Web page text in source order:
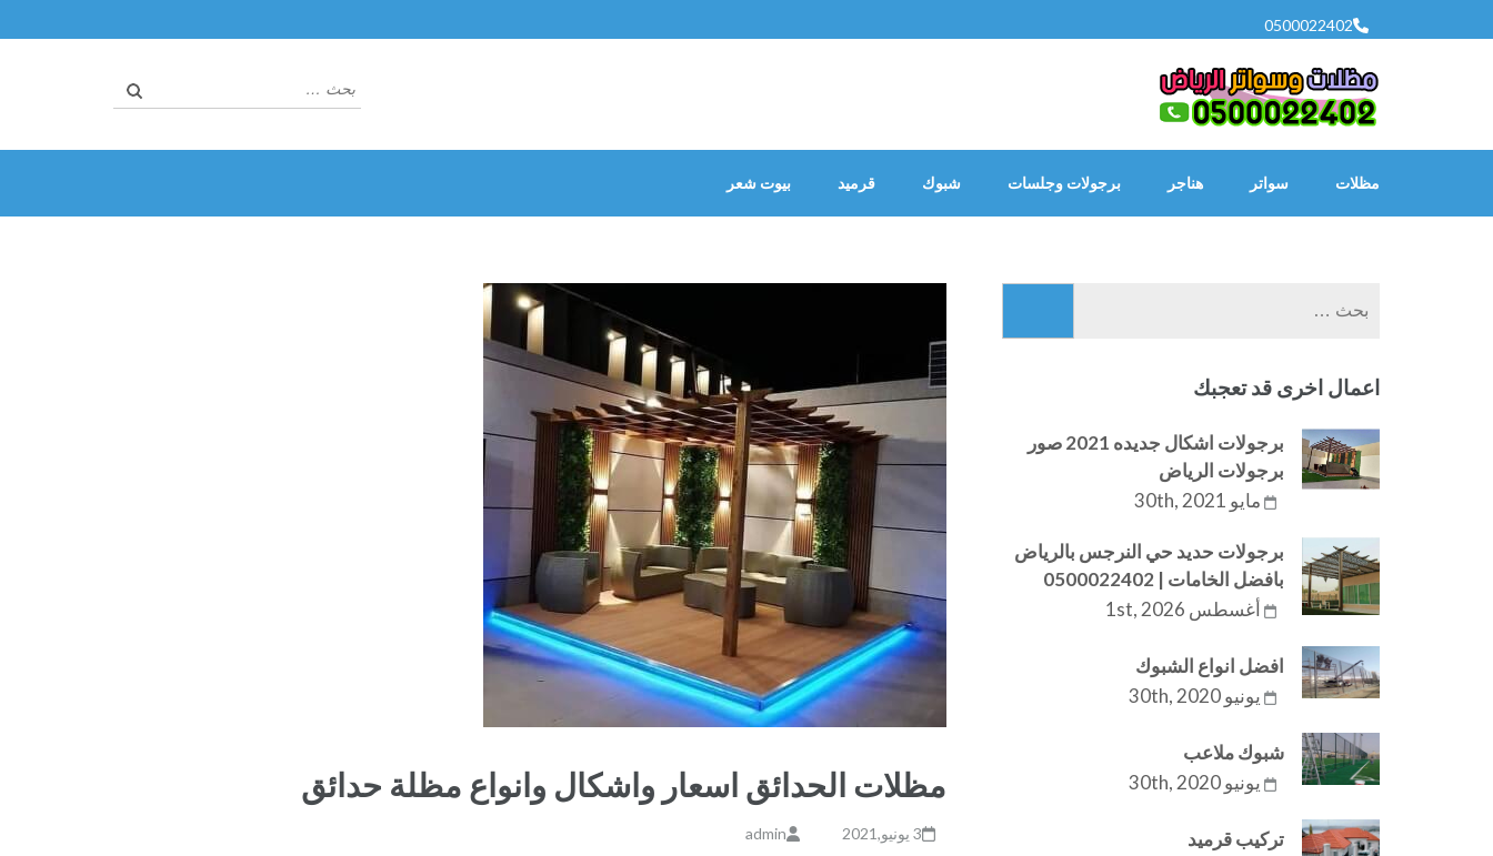
إلى
0500022402
البحث
عن:
مظلات سواتر هناجر برجولات وجلسات شبوك قرميد بيوت شعر
مظلات الحدائق اسعار واشكال وانواع مظلة حدائق
3 يونيو,2021 admin
اعمال اخرى قد تعجبك
برجولات اشكال جديده 2021 صور
برجولات الرياض
مايو 30th, 2021
برجولات حديد حي النرجس بالرياض
بافضل الخامات | 0500022402
أغسطس 1st, 2026
افضل انواع الشبوك
يونيو 30th, 2020
شبوك ملاعب
يونيو 30th, 2020
تركيب قرميد